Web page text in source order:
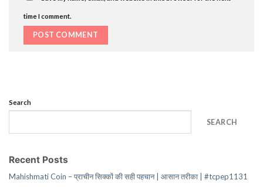
time I comment.
Search
SEARCH
Recent Posts
Mahishmati Coin – प्राचीन सिक्कों की सही पहचान | आसान तरीका | #tcpep1131